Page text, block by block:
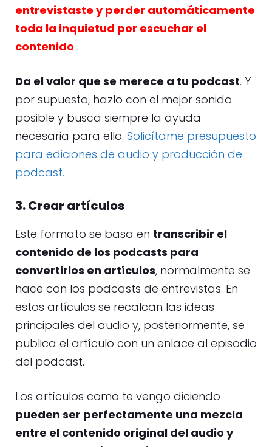
entrevistaste y perder automáticamente
toda la inquietud por escuchar el
contenido.
Da el valor que se merece a tu podcast. Y
por supuesto, hazlo con el mejor sonido
posible y busca siempre la ayuda
necesaria para ello. Solicítame presupuesto
para ediciones de audio y producción de
podcast.
3. Crear artículos
Este formato se basa en transcribir el
contenido de los podcasts para
convertirlos en artículos, normalmente se
hace con los podcasts de entrevistas. En
estos artículos se recalcan las ideas
principales del audio y, posteriormente, se
publica el artículo con un enlace al episodio
del podcast.
Los artículos como te vengo diciendo
pueden ser perfectamente una mezcla
entre el contenido original del audio y